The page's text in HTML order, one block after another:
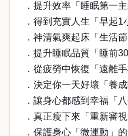
．提升效率「睡眠第一
．得到充實人生「早起1
．神清氣爽起床「生活
．提升睡眠品質「睡前
．從疲勞中恢復「遠離
．決定你一天好壞「養
．讓身心都感到幸福「
．真正瘦下來「重新審
．保護身心「微運動」